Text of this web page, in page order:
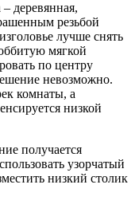
деревянная,
резьбой
лучше снять
мягкой
по центру
невозможно.
комнаты, а
низкой
получается
узорчатый
низкий столик